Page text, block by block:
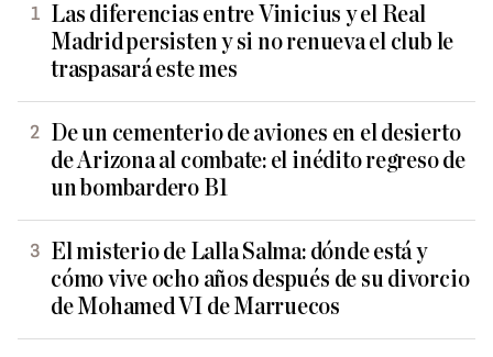
Las diferencias entre Vinicius y el Real
Madrid persisten y si no renueva el club le
traspasará este mes
De un cementerio de aviones en el desierto
de Arizona al combate: el inédito regreso de
un bombardero B1
El misterio de Lalla Salma: dónde está y
cómo vive ocho años después de su divorcio
de Mohamed VI de Marruecos